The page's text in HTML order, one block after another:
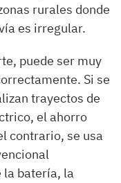
rurales donde
es irregular.
puede ser muy
Si se
trayectos de
el ahorro
contrario, se usa
la batería, la